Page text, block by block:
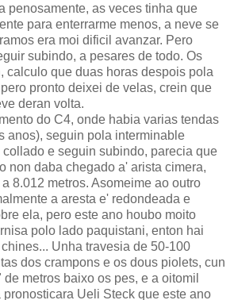
penosamente, as veces tinha que
para enterrarme menos, a neve se
era moi dificil avanzar. Pero
subindo, a pesares de todo. Os
calculo que duas horas despois pola
pronto deixei de velas, crein que
deran volta.
do C4, onde habia varias tendas
anos), seguin pola interminable
e seguin subindo, parecia que
non daba chegado a' arista cimera,
8.012 metros. Asomeime ao outro
a aresta e' redondeada e
ela, pero este ano houbo moito
polo lado paquistani, enton hai
Unha travesia de 50-100
dos crampons e os dous piolets, cun
metros baixo os pes, e a oitomil
pronosticara Ueli Steck que este ano